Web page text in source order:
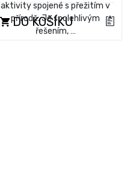
aktivity spojené s přežitím v
přírodě. Je spolehlivým
řešením, …
DO KOŠÍKU